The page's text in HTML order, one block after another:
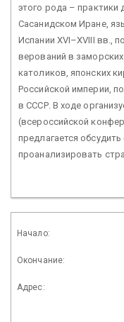
этого рода – практики
Сасанидском Иране,
Испании XVI–XVIII вв.,
верований в заморских
католиков, японских
Российской империи,
в СССР. В ходе
(всероссийской
предлагается
проанализировать
Начало:
Окончание:
Адрес: